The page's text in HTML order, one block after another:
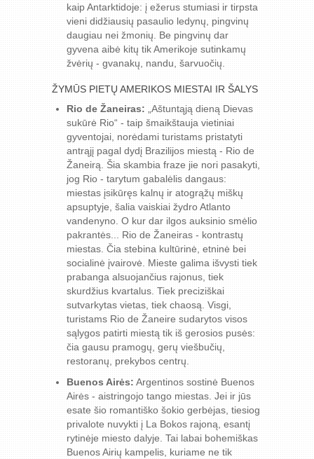
kaip Antarktidoje: į ežerus stumiasi ir tirpsta
vieni didžiausių pasaulio ledynų, pingvinų
daugiau nei žmonių. Be pingvinų dar
gyvena aibė kitų tik Amerikoje sutinkamų
žvėrių - gvanakų, nandu, šarvuočių.
ŽYMŪS PIETŲ AMERIKOS MIESTAI IR ŠALYS
Rio de Žaneiras: „Aštuntąją dieną Dievas
sukūrė Rio“ - taip šmaikštauja vietiniai
gyventojai, norėdami turistams pristatyti
antrąjį pagal dydį Brazilijos miestą - Rio de
Žaneirą. Šia skambia fraze jie nori pasakyti,
jog Rio - tarytum gabalėlis dangaus:
miestas įsikūręs kalnų ir atogrąžų miškų
apsuptyje, šalia vaiskiai žydro Atlanto
vandenyno. O kur dar ilgos auksinio smėlio
pakrantės... Rio de Žaneiras - kontrastų
miestas. Čia stebina kultūrinė, etninė bei
socialinė įvairovė. Mieste galima išvysti tiek
prabanga alsuojančius rajonus, tiek
skurdžius kvartalus. Tiek preciziškai
sutvarkytas vietas, tiek chaosą. Visgi,
turistams Rio de Žaneire sudarytos visos
sąlygos patirti miestą tik iš gerosios pusės:
čia gausu pramogų, gerų viešbučių,
restoranų, prekybos centrų.
Buenos Airės: Argentinos sostinė Buenos
Airės - aistringojo tango miestas. Jei ir jūs
esate šio romantiško šokio gerbėjas, tiesiog
privalote nuvykti į La Bokos rajoną, esantį
rytinėje miesto dalyje. Tai labai bohemiškas
Buenos Airių kampelis, kuriame ne tik